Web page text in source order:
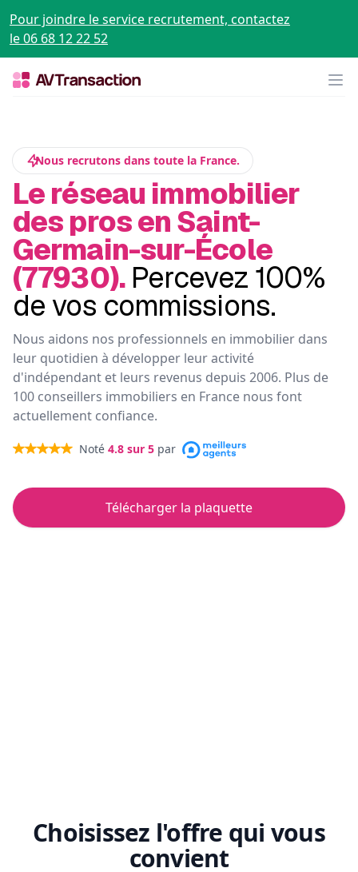
Pour joindre le service recrutement, contactez
le 06 68 12 22 52
Nous recrutons dans toute la France.
Le réseau immobilier
des pros en Saint-
Germain-sur-École
(77930). Percevez 100%
de vos commissions.
Nous aidons nos professionnels en immobilier dans
leur quotidien à développer leur activité
d'indépendant et leurs revenus depuis 2006. Plus de
100 conseillers immobiliers en France nous font
actuellement confiance.
Noté 4.8 sur 5 par
Télécharger la plaquette
Choisissez l'offre qui vous
convient